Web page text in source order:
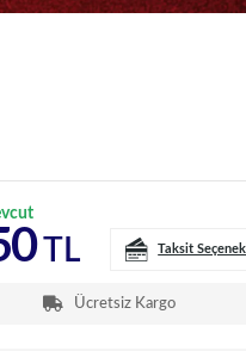
TL Taksit
Ücretsiz Kargo